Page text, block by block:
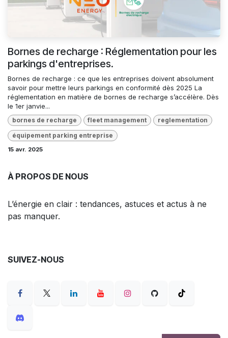
Bornes de recharge : Réglementation pour les
parkings d'entreprises.
Bornes de recharge : ce que les entreprises doivent absolument
savoir pour mettre leurs parkings en conformité dès 2025 La
réglementation en matière de bornes de recharge s’accélère. Dès
le 1er janvie...
bornes de recharge fleet management reglementation
équipement parking entreprise
15 avr. 2025
À PROPOS DE NOUS
L’énergie en clair : tendances, astuces et actus à ne
pas manquer.
SUIVEZ-NOUS